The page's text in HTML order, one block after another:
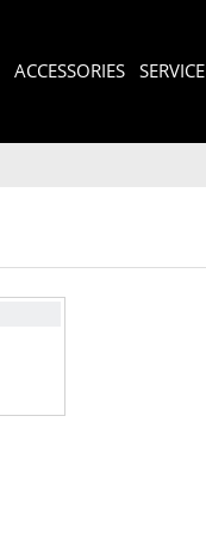
ACCESSORIES SERVICE